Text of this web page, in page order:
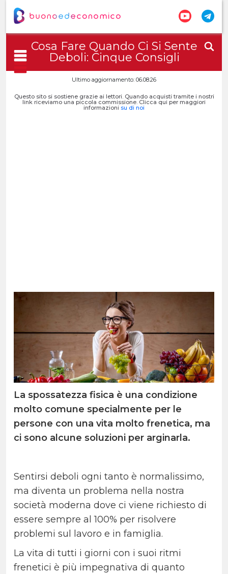
Cosa Fare Quando Ci Si Sente
Deboli: Cinque Consigli
Ultimo aggiornamento: 06.08.26
Questo sito si sostiene grazie ai lettori. Quando acquisti tramite i nostri
link riceviamo una piccola commissione. Clicca qui per maggiori
informazioni su di noi
La spossatezza fisica è una condizione
molto comune specialmente per le
persone con una vita molto frenetica, ma
ci sono alcune soluzioni per arginarla.
Sentirsi deboli ogni tanto è normalissimo,
ma diventa un problema nella nostra
società moderna dove ci viene richiesto di
essere sempre al 100% per risolvere
problemi sul lavoro e in famiglia.
La vita di tutti i giorni con i suoi ritmi
frenetici è più impegnativa di quanto